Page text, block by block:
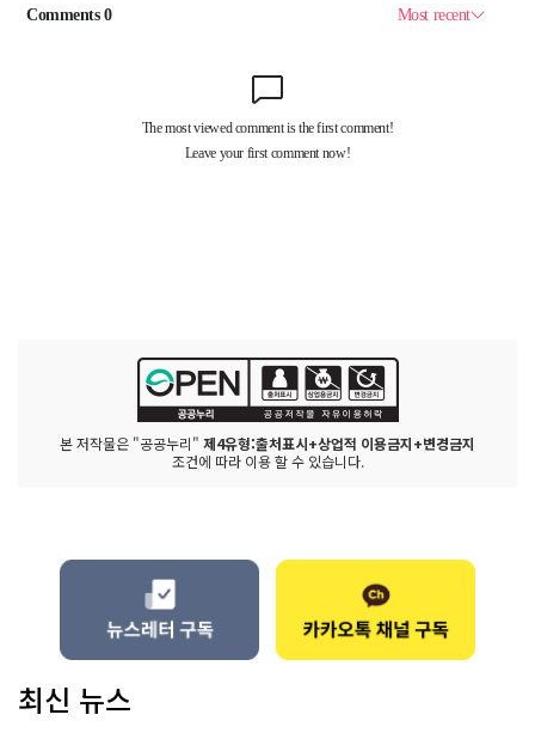
본 저작물은 "공공누리" 제4유형:출처표시+상업적 이용금지+변경금지
조건에 따라 이용 할 수 있습니다.
최신 뉴스